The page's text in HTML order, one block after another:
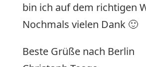
bin ich auf dem richtigen
Nochmals vielen Dank 🙂
Beste Grüße nach Berlin